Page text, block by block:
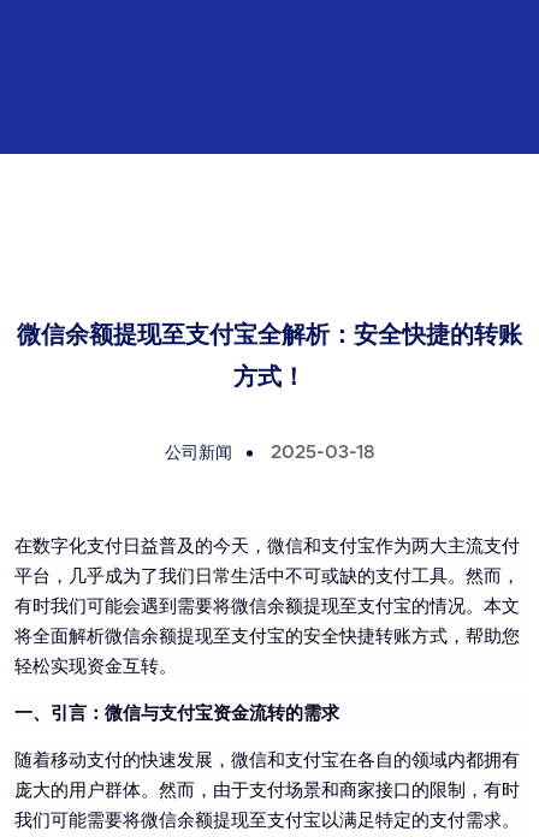
微信余额提现至支付宝全解析：安全快捷的转账
方式！
公司新闻 2025-03-18
在数字化支付日益普及的今天，微信和支付宝作为两大主流支付
平台，几乎成为了我们日常生活中不可或缺的支付工具。然而，
有时我们可能会遇到需要将微信余额提现至支付宝的情况。本文
将全面解析微信余额提现至支付宝的安全快捷转账方式，帮助您
轻松实现资金互转。
一、引言：微信与支付宝资金流转的需求
随着移动支付的快速发展，微信和支付宝在各自的领域内都拥有
庞大的用户群体。然而，由于支付场景和商家接口的限制，有时
我们可能需要将微信余额提现至支付宝以满足特定的支付需求。